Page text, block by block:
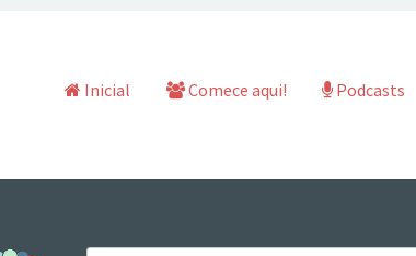
Pular para o conteúdo
Inicial Comece aqui! Podcasts